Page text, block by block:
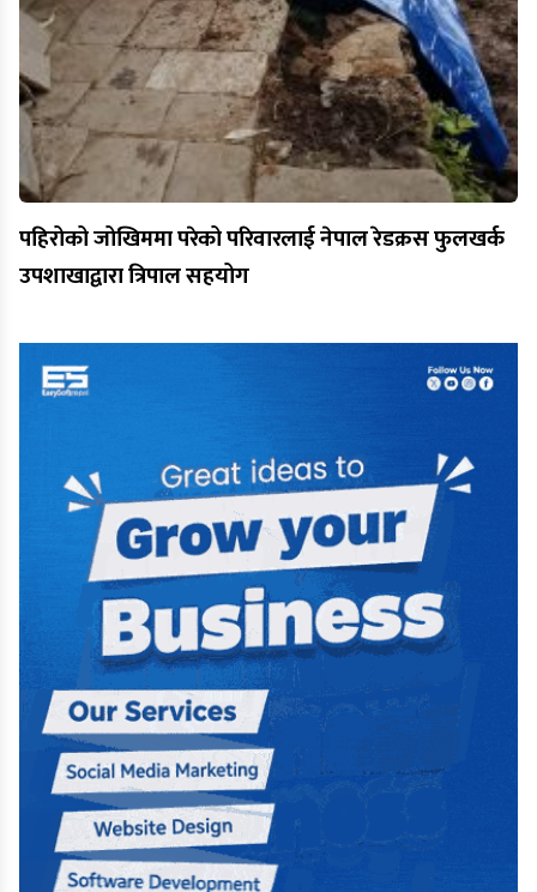
पहिरोको जोखिममा परेको परिवारलाई नेपाल रेडक्रस फुलखर्क
उपशाखाद्वारा त्रिपाल सहयोग